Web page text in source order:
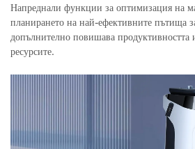
Напреднали функции за оптимизация на
планирането на най-ефективните пътища
допълнително повишава продуктивността
ресурсите.